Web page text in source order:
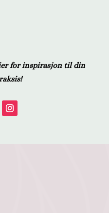
for inspirasjon til din